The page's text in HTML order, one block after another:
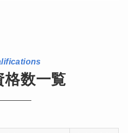
格数一覧